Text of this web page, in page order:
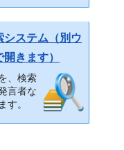
システム（別ウ
きます）
、検索
言者な
す。